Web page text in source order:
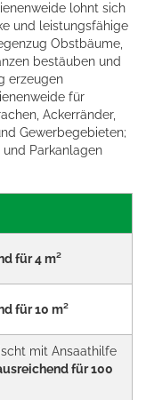
lohnt sich
und leistungsfähige
Obstbäume,
bestäuben und
erzeugen
für
Ackerränder,
Gewerbegebieten;
Parkanlagen
für 4 m²
für 10 m²
mit Ansaathilfe
für 100